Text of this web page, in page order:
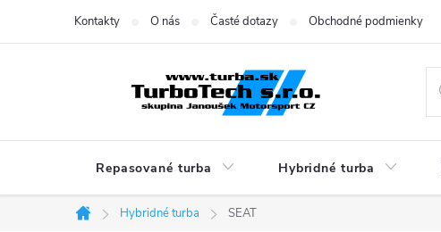
Kontakty O nás Časté dotazy Obchodné podmienky
Repasované turba Hybridné turba
Domov
Hybridné turba SEAT